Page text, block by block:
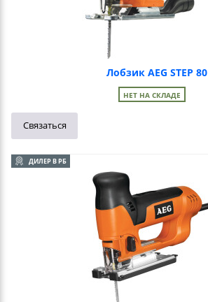
Лобзик AEG STEP 80
НЕТ НА СКЛАДЕ
Связаться
ДИЛЕР В РБ